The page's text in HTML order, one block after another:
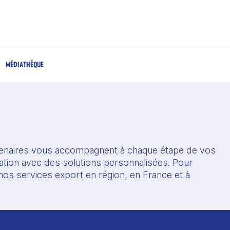
MÉDIATHÈQUE
vous accompagnent à chaque étape de vos
avec des solutions personnalisées. Pour
services export en région, en France et à